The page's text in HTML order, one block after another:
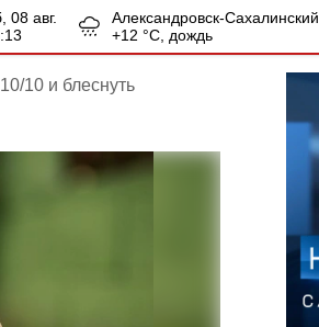
08 авг.
Александровск-Сахалинский
+12 °С, дождь
10 и блеснуть